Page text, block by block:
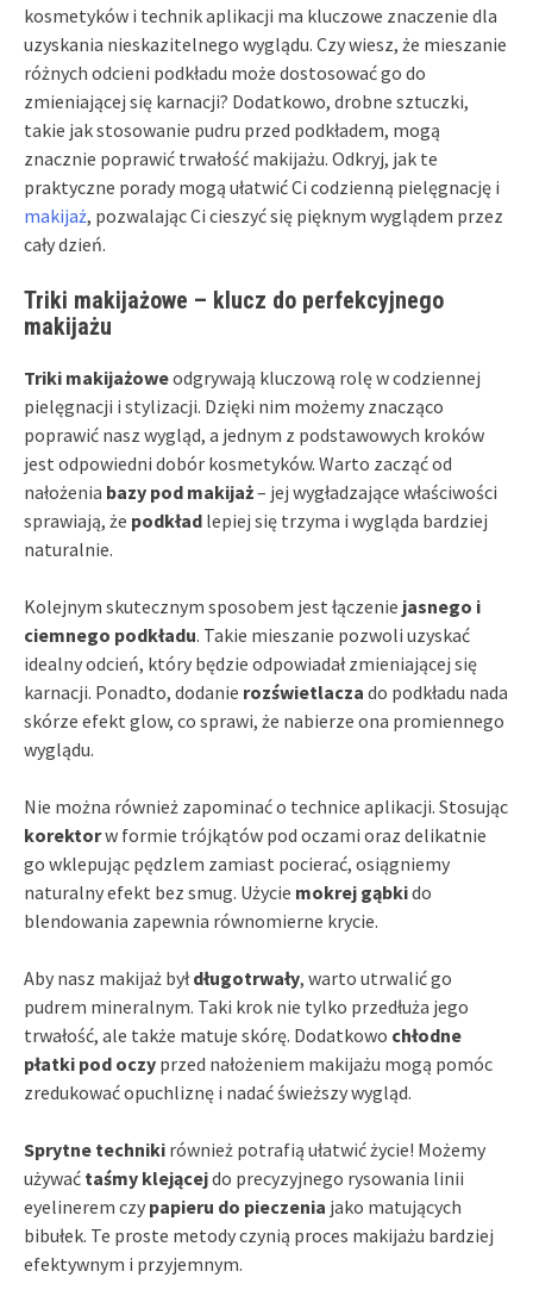
kosmetyków i technik aplikacji ma kluczowe znaczenie dla
uzyskania nieskazitelnego wyglądu. Czy wiesz, że mieszanie
różnych odcieni podkładu może dostosować go do
zmieniającej się karnacji? Dodatkowo, drobne sztuczki,
takie jak stosowanie pudru przed podkładem, mogą
znacznie poprawić trwałość makijażu. Odkryj, jak te
praktyczne porady mogą ułatwić Ci codzienną pielęgnację i
makijaż, pozwalając Ci cieszyć się pięknym wyglądem przez
cały dzień.
Triki makijażowe – klucz do perfekcyjnego
makijażu
Triki makijażoweodgrywają kluczową rolę w codziennej
pielęgnacji i stylizacji. Dzięki nim możemy znacząco
poprawić nasz wygląd, a jednym z podstawowych kroków
jest odpowiedni dobór kosmetyków. Warto zacząć od
nałożenia bazy pod makijaż– jej wygładzające właściwości
sprawiają, że podkład lepiej się trzyma i wygląda bardziej
naturalnie.
Kolejnym skutecznym sposobem jest łączenie jasnego i
ciemnego podkładu. Takie mieszanie pozwoli uzyskać
idealny odcień, który będzie odpowiadał zmieniającej się
karnacji. Ponadto, dodanie rozświetlacza do podkładu nada
skórze efekt glow, co sprawi, że nabierze ona promiennego
wyglądu.
Nie można również zapominać o technice aplikacji. Stosując
korektorw formie trójkątów pod oczami oraz delikatnie
go wklepując pędzlem zamiast pocierać, osiągniemy
naturalny efekt bez smug. Użycie mokrej gąbkido
blendowania zapewnia równomierne krycie.
Aby nasz makijaż byłdługotrwały, warto utrwalić go
pudrem mineralnym. Taki krok nie tylko przedłuża jego
trwałość, ale także matuje skórę. Dodatkowo chłodne
płatki pod oczy przed nałożeniem makijażu mogą pomóc
zredukować opuchliznę i nadać świeższy wygląd.
Sprytne techniki również potrafią ułatwić życie! Możemy
używać taśmy klejącejdo precyzyjnego rysowania linii
eyelinerem czy papieru do pieczenia jako matujących
bibułek. Te proste metody czynią proces makijażu bardziej
efektywnym i przyjemnym.